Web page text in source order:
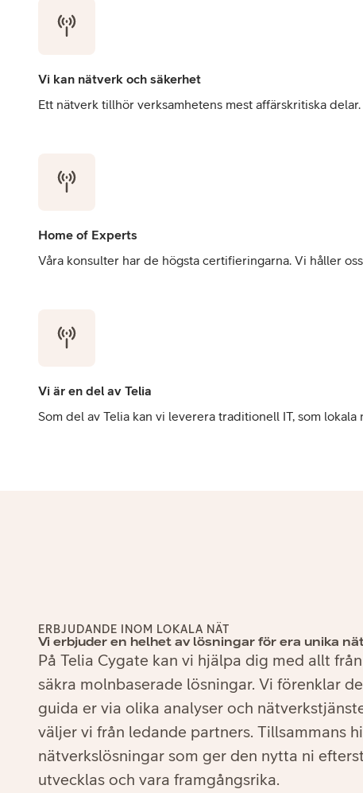
Vi kan nätverk och säkerhet
Ett nätverk tillhör verksamhetens mest affärskritiska
Home of Experts
Våra konsulter har de högsta certifieringarna. Vi håller
Vi är en del av Telia
Som del av Telia kan vi leverera traditionell IT, som
ERBJUDANDE INOM LOKALA NÄT
Vi erbjuder en helhet av lösningar för era unika
På Telia Cygate kan vi hjälpa dig med allt
säkra molnbaserade lösningar. Vi förenklar
guida er via olika analyser och
väljer vi från ledande partners. Tillsammans
nätverkslösningar som ger den nytta ni
utvecklas och vara framgångsrika.